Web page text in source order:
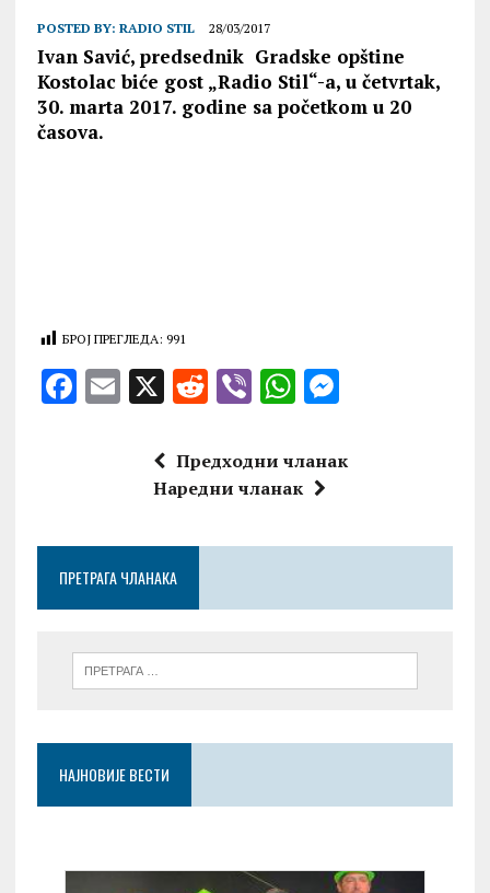
POSTED BY: RADIO STIL 28/03/2017
Ivan Savić, predsednik Gradske opštine
Kostolac biće gost „Radio Stil“-a, u četvrtak,
30. marta 2017. godine sa početkom u 20
časova.
БРОЈ ПРЕГЛЕДА: 991
F
o
k
E X R
d
di
V
er
W
at
s
p
M
se
er
Предходни чланак
Наредни чланак
ПРЕТРАГА ЧЛАНАКА
НАЈНОВИЈЕ ВЕСТИ